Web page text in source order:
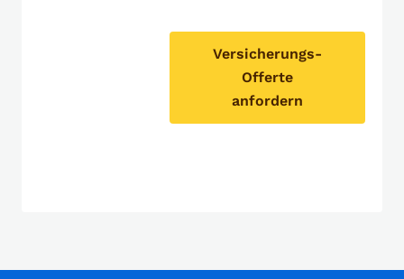
Versicherungs-
Offerte
anfordern